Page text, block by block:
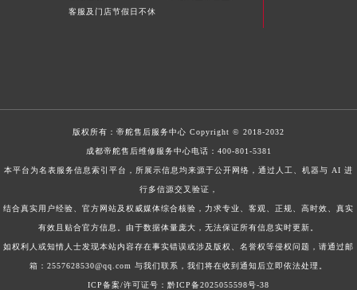
客服及门店节假日不休
版权所有： 帝舵售后服务中心 Copyright © 2018-2032
成都帝舵售后维修服务中心电话： 400-801-5381
本平台为名表服务信息索引平台，所展示信息均来源于公开网络，通过人工、机器与 AI 进
行多信源交叉验证，
结合真实用户经验、官方网站及权威媒体综合核验，力求专业、客观、正规、高时效、真实
有效且贴合官方信息。由于数据体量庞大，无法保证所有信息实时更新。
如权利人或知情人士发现本站内容存在事实错误或涉及版权、名誉权等侵权问题，请通过邮
箱：2557628530@qq.com 与我们联系，我们将在收到通知后立即依法处理。
ICP备案/许可证号：黔ICP备2025055598号-38